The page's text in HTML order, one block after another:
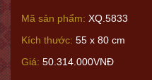
Mã sản phẩm: XQ.5833
Kích thước: 55 x 80 cm
Giá: 50.314.000VNĐ